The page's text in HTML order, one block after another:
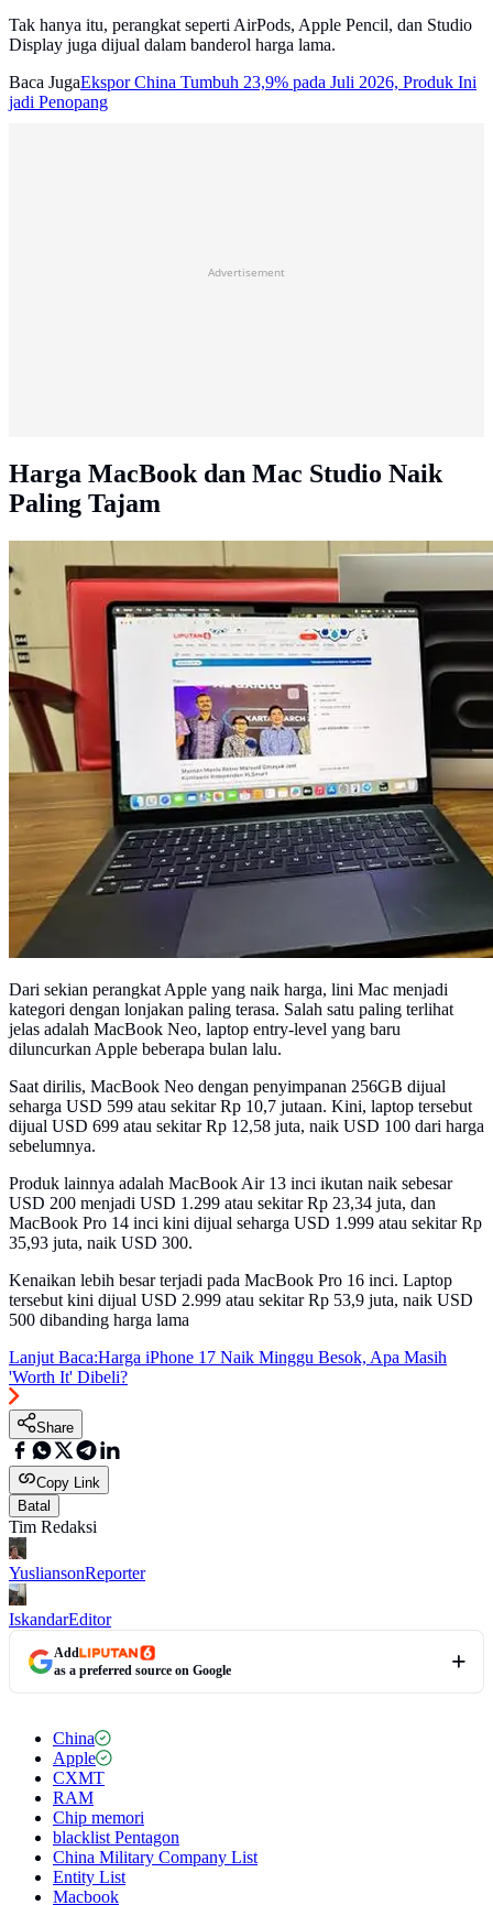
Tak hanya itu, perangkat seperti AirPods, Apple Pencil, dan Studio
Display juga dijual dalam banderol harga lama.
Baca JugaEkspor China Tumbuh 23,9% pada Juli 2026, Produk Ini
jadi Penopang
Advertisement
Harga MacBook dan Mac Studio Naik
Paling Tajam
Dari sekian perangkat Apple yang naik harga, lini Mac menjadi
kategori dengan lonjakan paling terasa. Salah satu paling terlihat
jelas adalah MacBook Neo, laptop entry-level yang baru
diluncurkan Apple beberapa bulan lalu.
Saat dirilis, MacBook Neo dengan penyimpanan 256GB dijual
seharga USD 599 atau sekitar Rp 10,7 jutaan. Kini, laptop tersebut
dijual USD 699 atau sekitar Rp 12,58 juta, naik USD 100 dari harga
sebelumnya.
Produk lainnya adalah MacBook Air 13 inci ikutan naik sebesar
USD 200 menjadi USD 1.299 atau sekitar Rp 23,34 juta, dan
MacBook Pro 14 inci kini dijual seharga USD 1.999 atau sekitar Rp
35,93 juta, naik USD 300.
Kenaikan lebih besar terjadi pada MacBook Pro 16 inci. Laptop
tersebut kini dijual USD 2.999 atau sekitar Rp 53,9 juta, naik USD
500 dibanding harga lama
Lanjut Baca:Harga iPhone 17 Naik Minggu Besok, Apa Masih
'Worth It' Dibeli?
Share
Copy Link
Batal
Tim Redaksi
YusliansonReporter
IskandarEditor
Add
as a preferred source on Google
China
Apple
CXMT
RAM
Chip memori
blacklist Pentagon
China Military Company List
Entity List
Macbook